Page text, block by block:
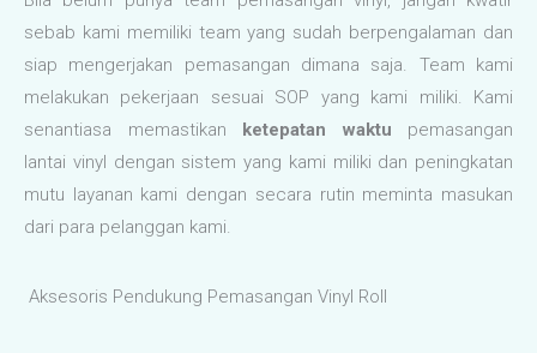
sebab kami memiliki team yang sudah berpengalaman dan
siap mengerjakan pemasangan dimana saja. Team kami
melakukan pekerjaan sesuai SOP yang kami miliki. Kami
senantiasa memastikan
ketepatan waktu pemasangan
lantai vinyl dengan sistem yang kami miliki dan peningkatan
mutu layanan kami dengan secara rutin meminta masukan
dari para pelanggan kami.
Aksesoris Pendukung Pemasangan Vinyl Roll